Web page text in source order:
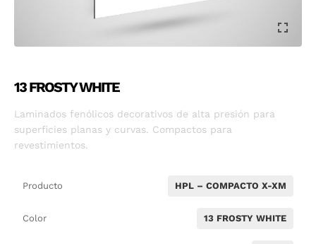
13 FROSTY WHITE
Laminados fenólicos decorativos de alta presión para
superficies planas y curvas. Compactos para
revestimientos.
Producto HPL – COMPACTO X-XM
Color 13 FROSTY WHITE